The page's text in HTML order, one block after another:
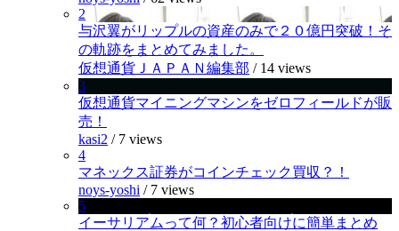
2
与沢翼がリップルの資産のみで２０億円突破！そ
の軌跡をまとめてみました。
仮想通貨ＪＡＰＡＮ編集部 / 14 views
3
仮想通貨マイニングマシンをゼロフィールドが販
売！
kasi2 / 7 views
4
マネックス証券がコインチェック買収？！
noys-yoshi / 7 views
5
イーサリアムって何？初心者向けに簡単まとめ